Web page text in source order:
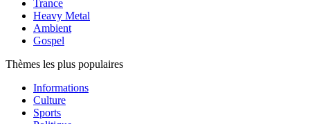
Trance
Heavy Metal
Ambient
Gospel
Thèmes les plus populaires
Informations
Culture
Sports